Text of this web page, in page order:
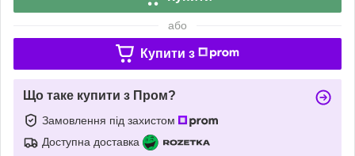
або
Купити з
Що таке купити з Пром?
Замовлення під захистом
Доступна доставка